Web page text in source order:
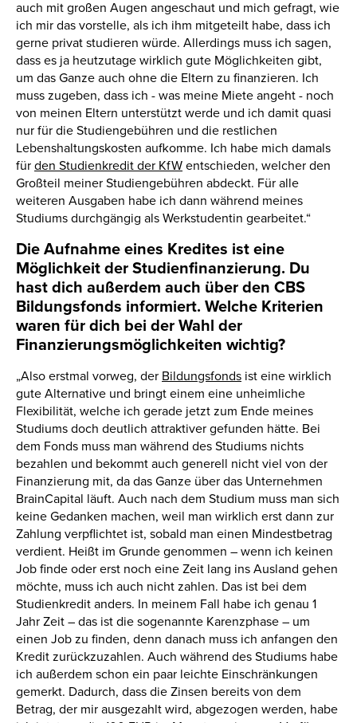
auch mit großen Augen angeschaut und mich gefragt, wie
ich mir das vorstelle, als ich ihm mitgeteilt habe, dass ich
gerne privat studieren würde. Allerdings muss ich sagen,
dass es ja heutzutage wirklich gute Möglichkeiten gibt,
um das Ganze auch ohne die Eltern zu finanzieren. Ich
muss zugeben, dass ich - was meine Miete angeht - noch
von meinen Eltern unterstützt werde und ich damit quasi
nur für die Studiengebühren und die restlichen
Lebenshaltungskosten aufkomme. Ich habe mich damals
für den Studienkredit der KfW entschieden, welcher den
Großteil meiner Studiengebühren abdeckt. Für alle
weiteren Ausgaben habe ich dann während meines
Studiums durchgängig als Werkstudentin gearbeitet.“
Die Aufnahme eines Kredites ist eine
Möglichkeit der Studienfinanzierung. Du
hast dich außerdem auch über den CBS
Bildungsfonds informiert. Welche Kriterien
waren für dich bei der Wahl der
Finanzierungsmöglichkeiten wichtig?
„Also erstmal vorweg, der Bildungsfonds ist eine wirklich
gute Alternative und bringt einem eine unheimliche
Flexibilität, welche ich gerade jetzt zum Ende meines
Studiums doch deutlich attraktiver gefunden hätte. Bei
dem Fonds muss man während des Studiums nichts
bezahlen und bekommt auch generell nicht viel von der
Finanzierung mit, da das Ganze über das Unternehmen
BrainCapital läuft. Auch nach dem Studium muss man sich
keine Gedanken machen, weil man wirklich erst dann zur
Zahlung verpflichtet ist, sobald man einen Mindestbetrag
verdient. Heißt im Grunde genommen – wenn ich keinen
Job finde oder erst noch eine Zeit lang ins Ausland gehen
möchte, muss ich auch nicht zahlen. Das ist bei dem
Studienkredit anders. In meinem Fall habe ich genau 1
Jahr Zeit – das ist die sogenannte Karenzphase – um
einen Job zu finden, denn danach muss ich anfangen den
Kredit zurückzuzahlen. Auch während des Studiums habe
ich außerdem schon ein paar leichte Einschränkungen
gemerkt. Dadurch, dass die Zinsen bereits von dem
Betrag, der mir ausgezahlt wird, abgezogen werden, habe